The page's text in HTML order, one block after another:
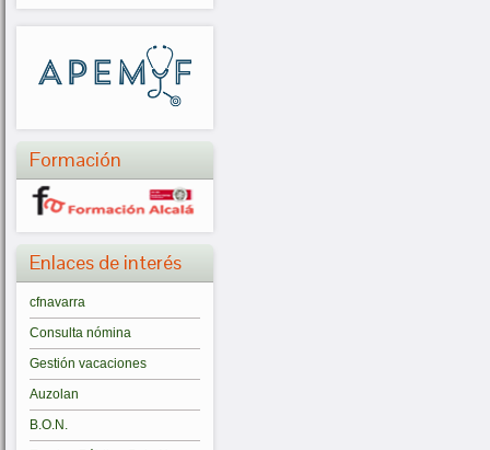
Formación
Enlaces de interés
cfnavarra
Consulta nómina
Gestión vacaciones
Auzolan
B.O.N.